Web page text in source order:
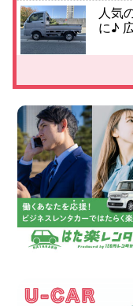
人気
に♪
ー店
横浜
のお
2026
三河
☆ お